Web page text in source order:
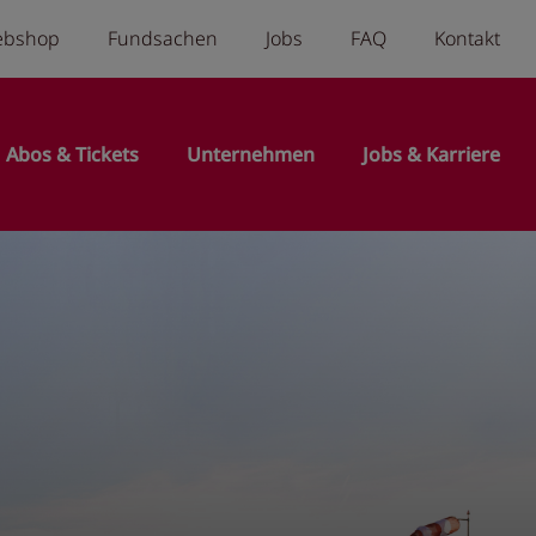
menu
Fundsachen Jobs FAQ Kontakt
Abos & Tickets Unternehmen Jobs & Karriere